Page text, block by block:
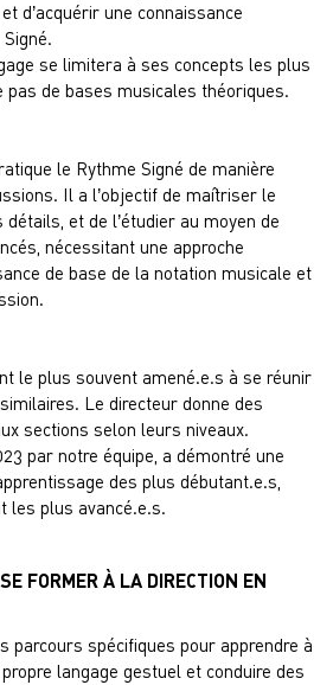
d’acquérir une connaissance
se limitera à ses concepts les plus
pas de bases musicales théoriques.
le Rythme Signé de manière
Il a l’objectif de maîtriser le
et de l’étudier au moyen de
nécessitant une approche
de base de la notation musicale et
le plus souvent amené.e.s à se réunir
Le directeur donne des
sections selon leurs niveaux.
par notre équipe, a démontré une
des plus débutant.e.s,
les plus avancé.e.s.
FORMER À LA DIRECTION EN
parcours spécifiques pour apprendre à
langage gestuel et conduire des